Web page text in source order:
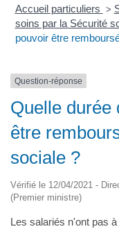
Accueil particuliers >
soins par la Sécurité
pouvoir être
Question-réponse
Quelle durée
être
sociale ?
Vérifié le 12/04/2021 -
(Premier ministre)
Les salariés n'ont pas